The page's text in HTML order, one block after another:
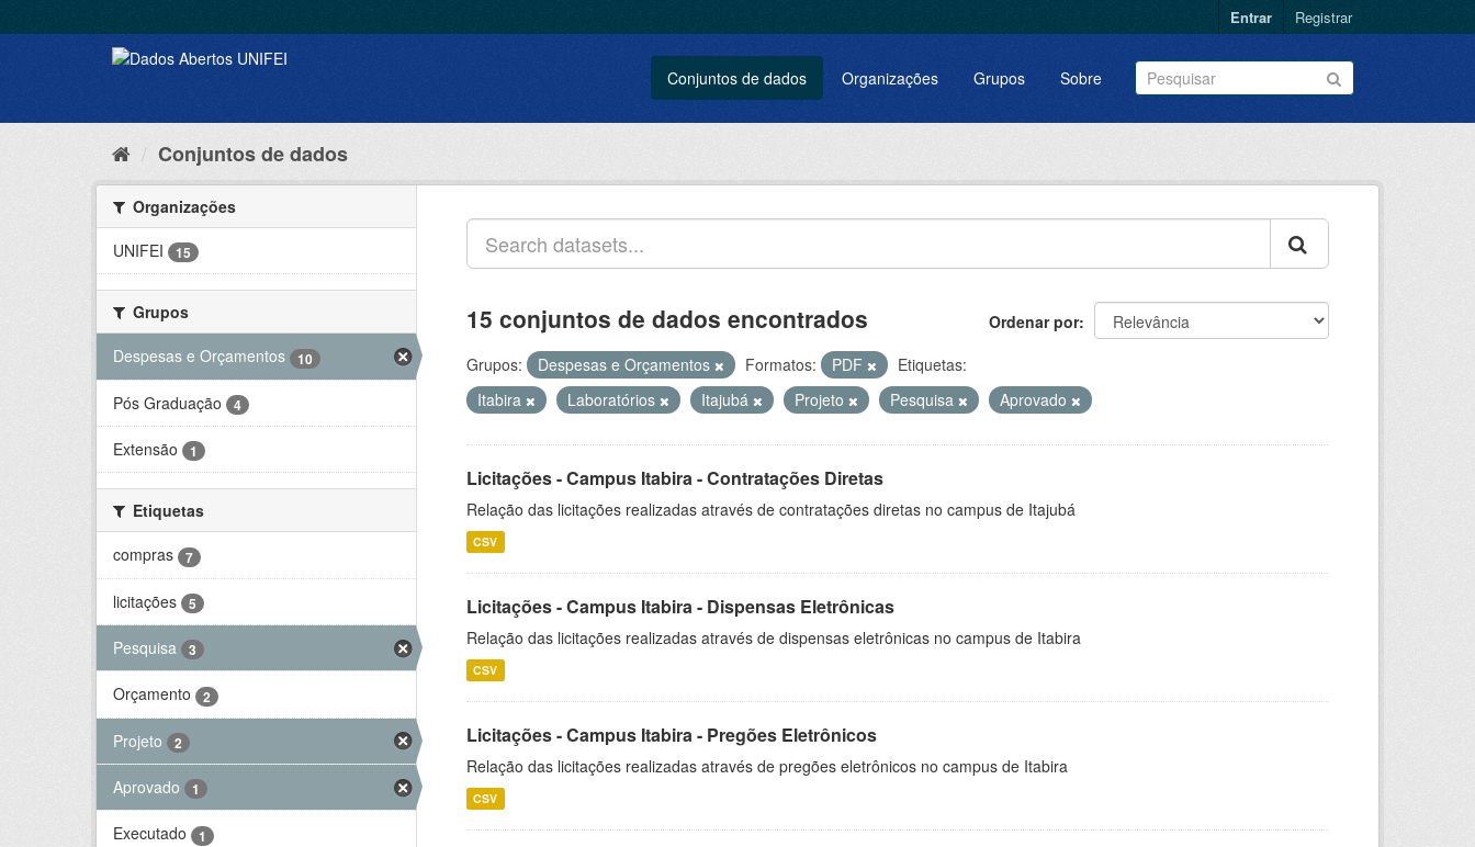
Entrar Registrar
Conjuntos de dados Organizações Grupos Sobre
Conjuntos de dados
Organizações
UNIFEI
15
Grupos
Despesas e Orçamentos
10
Pós Graduação 4
Extensão 1
Etiquetas
compras
7
licitações 5
Pesquisa 3
Orçamento 2
Projeto 2
Aprovado 1
Executado 1
Ordenar por
15 conjuntos de dados encontrados
Grupos: Despesas e Orçamentos Formatos: PDF
Etiquetas:
Itabira
Laboratórios Itajubá Projeto Pesquisa Aprovado
Licitações - Campus Itabira - Contratações Diretas
Relação das licitações realizadas através de contratações diretas no campus de Itajubá
CSV
Licitações - Campus Itabira - Dispensas Eletrônicas
Relação das licitações realizadas através de dispensas eletrônicas no campus de Itabira
CSV
Licitações - Campus Itabira - Pregões Eletrônicos
Relação das licitações realizadas através de pregões eletrônicos no campus de Itabira
CSV